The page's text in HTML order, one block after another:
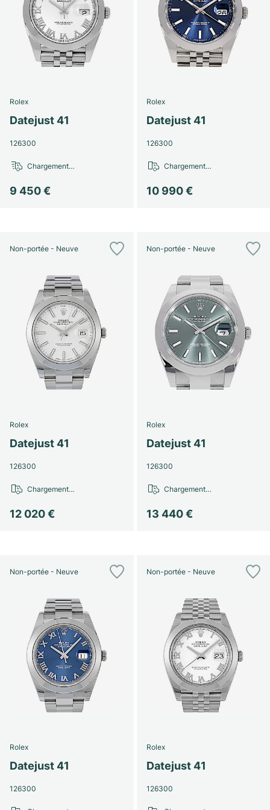
Montres pour femmes
Montres pour femmes
Rolex
Datejust 41
126300
9 450 €
Chargement…
Rolex
Datejust 41
126300
10 990 €
Chargement…
Non-portée - Neuve
Rolex
Datejust 41
126300
12 020 €
Chargement…
Non-portée - Neuve
Rolex
Datejust 41
126300
13 440 €
Chargement…
Non-portée - Neuve
Rolex
Datejust 41
126300
Non-portée - Neuve
Rolex
Datejust 41
126300